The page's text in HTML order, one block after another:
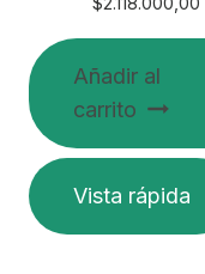
Añadir al
carrito
Vista rápida